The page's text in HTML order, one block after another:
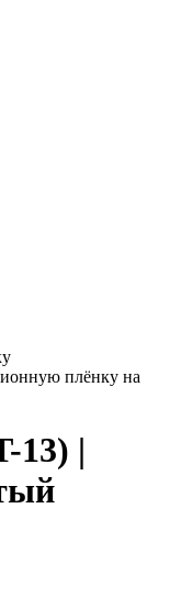
плёнку на
13) |